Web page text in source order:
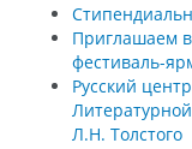
Приглашаем
фестиваль-
Русский
Л.Н. Толстого